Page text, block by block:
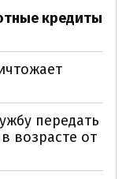
кредиты
передать
возрасте от